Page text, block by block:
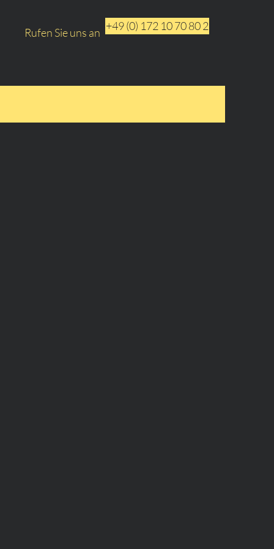
Rufen Sie uns an +49 (0) 172 10 70 80 2